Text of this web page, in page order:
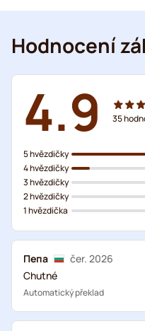
Hodnocení
4.9 35
5 hvězdičky
4 hvězdičky
3 hvězdičky
2 hvězdičky
1 hvězdička
Пепа
čer. 2026
Chutné
Automatický překlad